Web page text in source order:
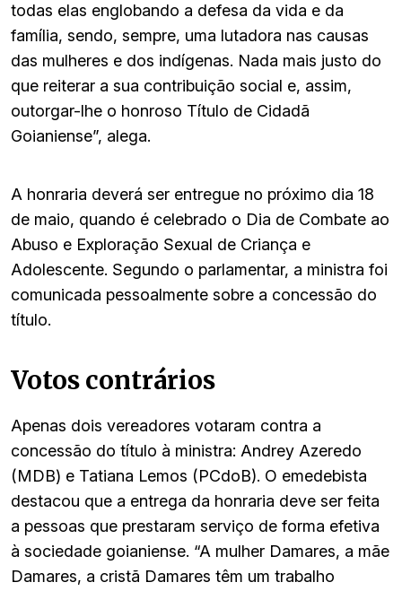
todas elas englobando a defesa da vida e da
família, sendo, sempre, uma lutadora nas causas
das mulheres e dos indígenas. Nada mais justo do
que reiterar a sua contribuição social e, assim,
outorgar-lhe o honroso Título de Cidadã
Goianiense”, alega.
A honraria deverá ser entregue no próximo dia 18
de maio, quando é celebrado o Dia de Combate ao
Abuso e Exploração Sexual de Criança e
Adolescente. Segundo o parlamentar, a ministra foi
comunicada pessoalmente sobre a concessão do
título.
Votos contrários
Apenas dois vereadores votaram contra a
concessão do título à ministra: Andrey Azeredo
(MDB) e Tatiana Lemos (PCdoB). O emedebista
destacou que a entrega da honraria deve ser feita
a pessoas que prestaram serviço de forma efetiva
à sociedade goianiense. “A mulher Damares, a mãe
Damares, a cristã Damares têm um trabalho